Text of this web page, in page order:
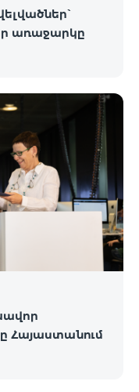
առաջարկը
Հայաստանում